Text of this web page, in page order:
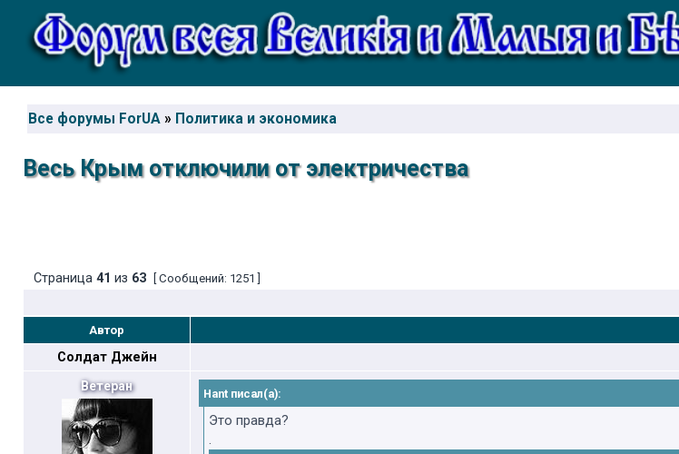
Все форумы ForUA » Политика и экономика
Весь Крым отключили от электричества
Страница 41 из 63 [ Сообщений: 1251 ]
Автор
Солдат Джейн
Ветеран
Hant писал(а):
Это правда?
.